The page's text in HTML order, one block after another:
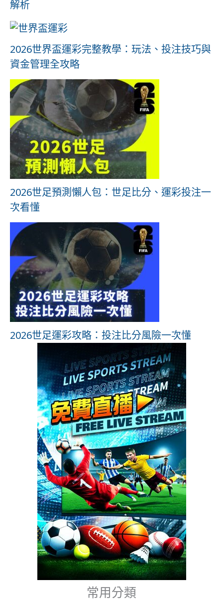
解析
2026世界盃運彩完整教學：玩法、投注技巧與
資金管理全攻略
2026世足預測懶人包：世足比分、運彩投注一
次看懂
2026世足運彩攻略：投注比分風險一次懂
常用分類